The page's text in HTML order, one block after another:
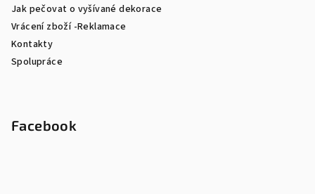
Jak pečovat o vyšívané dekorace
Vrácení zboží -Reklamace
Kontakty
Spolupráce
Facebook